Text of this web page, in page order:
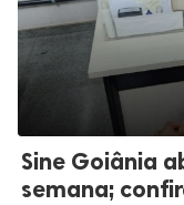
Sine Goiânia
semana;